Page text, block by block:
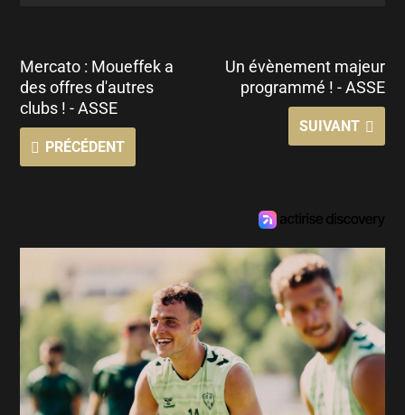
Mercato : Moueffek a
des offres d'autres
clubs ! - ASSE
PRÉCÉDENT
Un évènement majeur
programmé ! - ASSE
SUIVANT